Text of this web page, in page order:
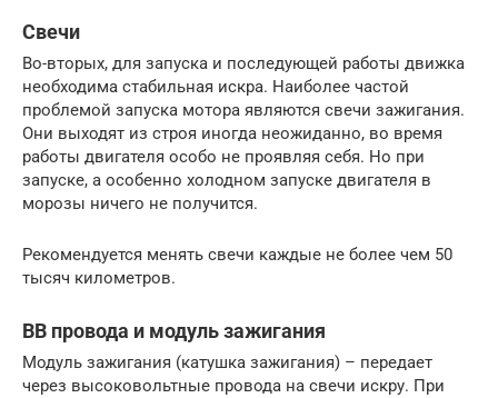
Свечи
Во-вторых, для запуска и последующей работы движка
необходима стабильная искра. Наиболее частой
проблемой запуска мотора являются свечи зажигания.
Они выходят из строя иногда неожиданно, во время
работы двигателя особо не проявляя себя. Но при
запуске, а особенно холодном запуске двигателя в
морозы ничего не получится.
Рекомендуется менять свечи каждые не более чем 50
тысяч километров.
ВВ провода и модуль зажигания
Модуль зажигания (катушка зажигания) – передает
через высоковольтные провода на свечи искру. При